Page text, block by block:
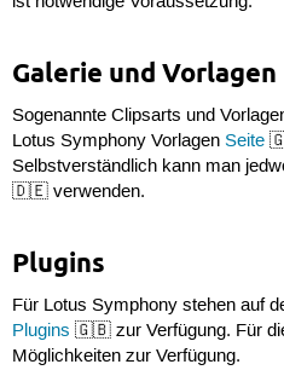
Galerie und Vorlagen
Sogenannte Clipsarts und
Lotus Symphony Vorlagen Seite
Selbstverständlich kann man
🇩🇪 verwenden.
Plugins
Für Lotus Symphony stehen auf
Plugins 🇬🇧 zur Verfügung. Für
Möglichkeiten zur Verfügung.